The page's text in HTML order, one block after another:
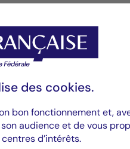
marchés
6
des cookies.
bon fonctionnement et,
audience et de vous
d’intérêts.